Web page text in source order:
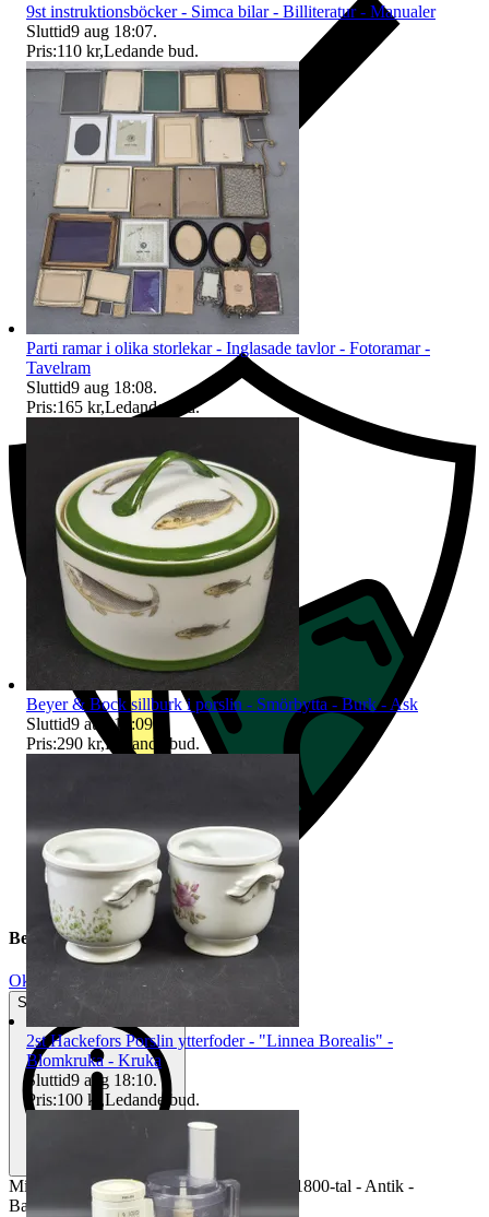
Ersättning om du inte får din vara
Beskrivning
Okej använt skick
Synliga tecken på slitage
Mindre byrå i trä - 4-Lådig träbyrå - Sent 1800-tal - Antik -
Barnbyrå
9st instruktionsböcker - Simca bilar - Billiteratur - Manualer
Sluttid9 aug 18:07.
Pris:110 kr,Ledande bud.
Parti ramar i olika storlekar - Inglasade tavlor - Fotoramar -
Tavelram
Sluttid9 aug 18:08.
Pris:165 kr,Ledande bud.
Beyer & Bock sillburk i porslin - Smörbytta - Burk - Ask
Sluttid9 aug 18:09.
Pris:290 kr,Ledande bud.
2st Hackefors Porslin ytterfoder - "Linnea Borealis" -
Blomkruka - Kruka
Sluttid9 aug 18:10.
Pris:100 kr ,Ledande bud.